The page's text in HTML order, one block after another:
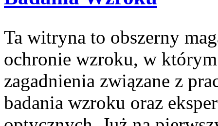
Ta witryna to obszerny
ochronie wzroku, w
zagadnienia związane z
badania wzroku oraz